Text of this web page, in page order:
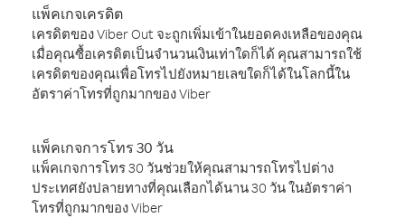
แพ็คเกจเครดิต
เครดิตของ Viber Out จะถูกเพิ่มเข้าในยอดคงเหลือของคุณ
เมื่อคุณซื้อเครดิตเป็นจำนวนเงินเท่าใดก็ได้ คุณสามารถใช้
เครดิตของคุณเพื่อโทรไปยังหมายเลขใดก็ได้ในโลกนี้ใน
อัตราค่าโทรที่ถูกมากของ Viber
แพ็คเกจการโทร 30 วัน
แพ็คเกจการโทร 30 วันช่วยให้คุณสามารถโทรไปต่าง
ประเทศยังปลายทางที่คุณเลือกได้นาน 30 วัน ในอัตราค่า
โทรที่ถูกมากของ Viber